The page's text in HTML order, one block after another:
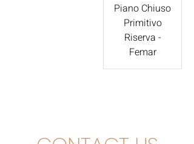
Piano Chiuso
Primitivo
Riserva -
Femar